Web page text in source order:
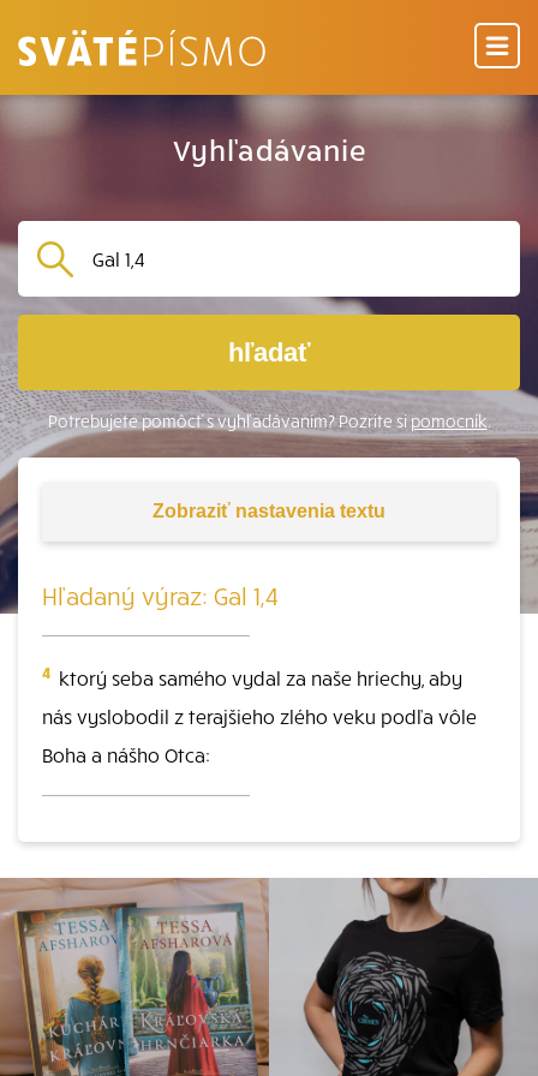
Vyhľadávanie
hľadať
Potrebujete pomôcť s vyhľadávaním? Pozrite sipomocník.
Zobraziť nastavenia textu
Hľadaný výraz: Gal 1,4
4 ktorý seba samého vydal za naše hriechy, aby
nás vyslobodil z terajšieho zlého veku podľa vôle
Boha a nášho Otca: